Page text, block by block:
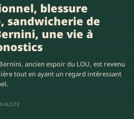
blessure
sandwicherie de
une vie à
ancien espoir du LOU, est revenu
tout en ayant un regard intéressant